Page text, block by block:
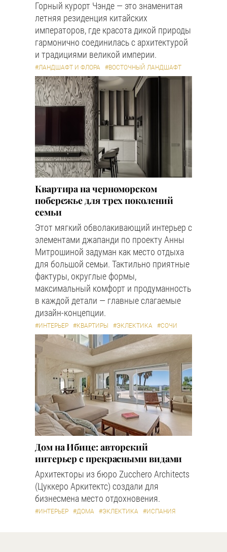
Горный курорт Чэнде — это знаменитая
летняя резиденция китайских
императоров, где красота дикой природы
гармонично соединилась с архитектурой
и традициями великой империи.
#ЛАНДШАФТ И ФЛОРА #ВОСТОЧНЫЙ ЛАНДШАФТ
Квартира на черноморском
побережье для трех поколений
семьи
Этот мягкий обволакивающий интерьер с
элементами джапанди по проекту Анны
Митрошиной задуман как место отдыха
для большой семьи. Тактильно приятные
фактуры, округлые формы,
максимальный комфорт и продуманность
в каждой детали — главные слагаемые
дизайн-концепции.
#ИНТЕРЬЕР #КВАРТИРЫ #ЭКЛЕКТИКА #СОЧИ
Дом на Ибице: авторский
интерьер с прекрасными видами
Архитекторы из бюро Zucchero Architects
(Цуккеро Аркитектс) создали для
бизнесмена место отдохновения.
#ИНТЕРЬЕР #ДОМА #ЭКЛЕКТИКА #ИСПАНИЯ